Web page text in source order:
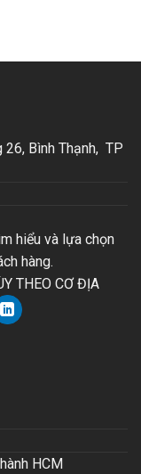
26, Bình Thạnh, TP
hiểu và lựa chọn
hàng.
THEO CƠ ĐỊA
HCM